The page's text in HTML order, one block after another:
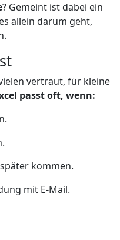
? Gemeint ist dabei ein
allein darum geht,
vertraut, für kleine
passt oft, wenn:
kommen.
mit E-Mail.